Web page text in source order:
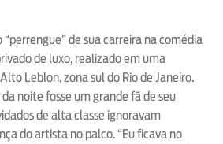
de sua carreira na comédia
de luxo, realizado em uma
Leblon, zona sul do Rio de Janeiro.
noite fosse um grande fã de seu
de alta classe ignoravam
do artista no palco. “Eu ficava no